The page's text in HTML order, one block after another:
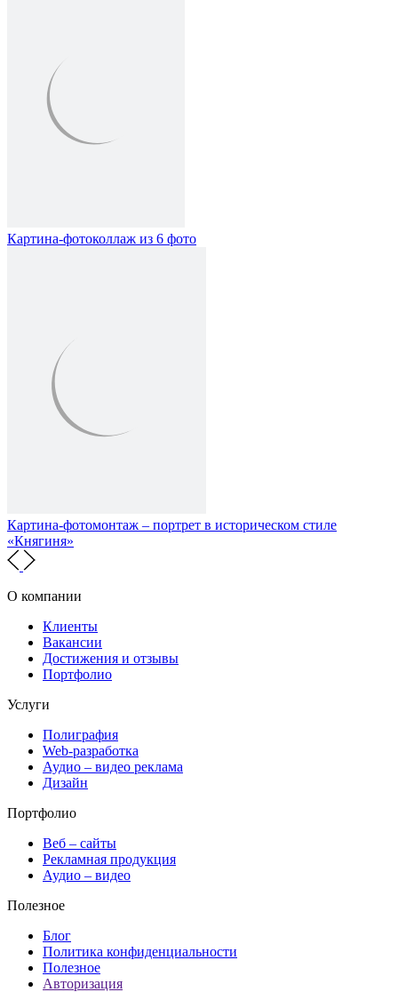
Картина-фотоколлаж из 6 фото
Картина-фотомонтаж – портрет в историческом стиле
«Княгиня»
О компании
Клиенты
Вакансии
Достижения и отзывы
Портфолио
Услуги
Полиграфия
Web-разработка
Аудио – видео реклама
Дизайн
Портфолио
Веб – сайты
Рекламная продукция
Аудио – видео
Полезное
Блог
Политика конфиденциальности
Полезное
Авторизация